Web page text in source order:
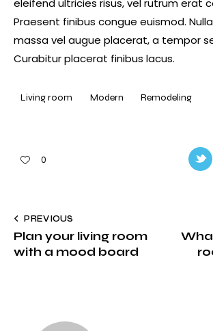
eleifend ultricies risus, vel rutrum erat
Praesent finibus congue euismod.
massa vel augue placerat, a tempor
Curabitur placerat finibus lacus.
Living room Modern Remodeling
0
Post
navigation
PREVIOUS
Plan your living room
with a mood board